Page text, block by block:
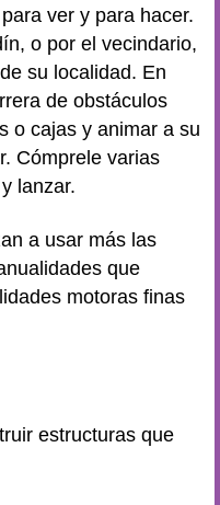
ver y para hacer.
o por el vecindario,
de su localidad. En
de obstáculos
o cajas y animar a su
Cómprele varias
lanzar.
a usar más las
que
motoras finas
estructuras que